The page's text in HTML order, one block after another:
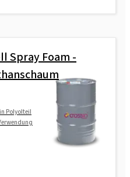
Spray Foam -
Polyolteil